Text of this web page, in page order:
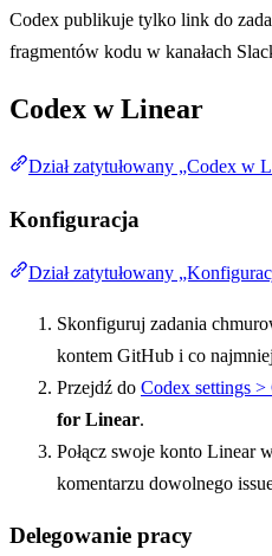
Codex publikuje tylko link do
fragmentów kodu w kanałach
Codex w Linear
Dział zatytułowany „Codex w
Konfiguracja
Dział zatytułowany
Skonfiguruj zadania
kontem GitHub i co
Przejdź do Codex settings >
for Linear.
Połącz swoje konto Linear
komentarzu dowolnego
Delegowanie pracy